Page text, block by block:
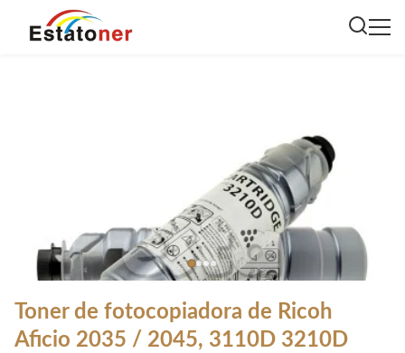
Toner de fotocopiadora de Ricoh
Aficio 2035 / 2045, 3110D 3210D